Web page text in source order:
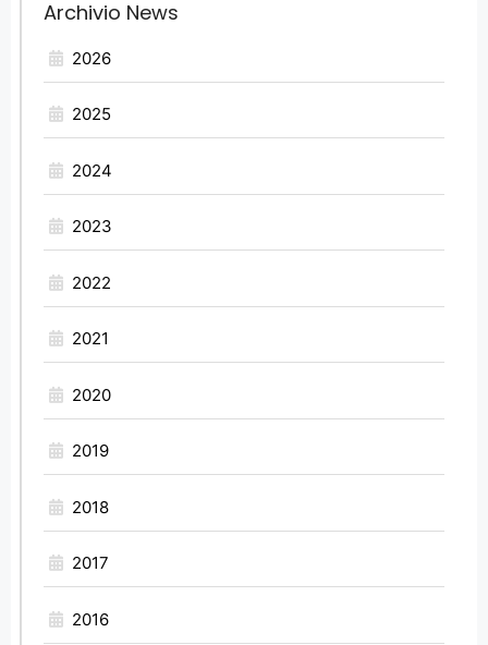
Archivio News
2026
2025
2024
2023
2022
2021
2020
2019
2018
2017
2016